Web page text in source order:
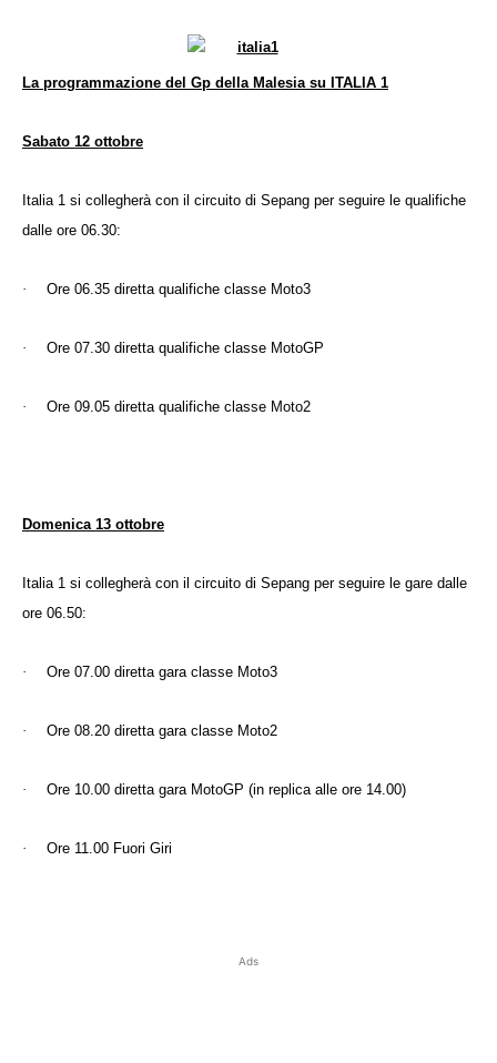
La programmazione del Gp della Malesia su ITALIA 1
Sabato 12 ottobre
Italia 1 si collegherà con il circuito di Sepang per seguire le qualifiche
dalle ore 06.30:
· Ore 06.35 diretta qualifiche classe Moto3
· Ore 07.30 diretta qualifiche classe MotoGP
· Ore 09.05 diretta qualifiche classe Moto2
Domenica 13 ottobre
Italia 1 si collegherà con il circuito di Sepang per seguire le gare dalle
ore 06.50:
· Ore 07.00 diretta gara classe Moto3
· Ore 08.20 diretta gara classe Moto2
· Ore 10.00 diretta gara MotoGP (in replica alle ore 14.00)
· Ore 11.00 Fuori Giri
Ads